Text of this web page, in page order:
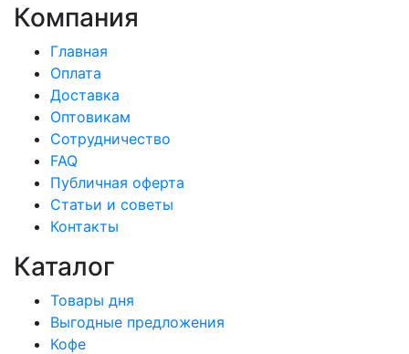
Компания
Главная
Оплата
Доставка
Оптовикам
Сотрудничество
FAQ
Публичная оферта
Статьи и советы
Контакты
Каталог
Товары дня
Выгодные предложения
Кофе